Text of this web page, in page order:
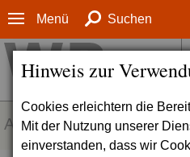
Hinweis zur
Cookies erleichtern die
Mit der Nutzung unserer
einverstanden, dass wir
Menü Suchen
AKTUELLES